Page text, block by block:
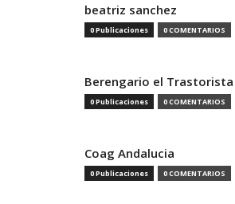
beatriz sanchez
0 Publicaciones 0 COMENTARIOS
Berengario el Trastorista
0 Publicaciones 0 COMENTARIOS
Coag Andalucia
0 Publicaciones 0 COMENTARIOS